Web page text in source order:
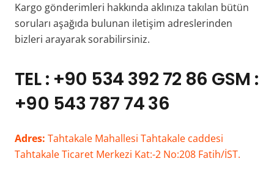
Kargo gönderimleri hakkında aklınıza takılan bütün
soruları aşağıda bulunan iletişim adreslerinden
bizleri arayarak sorabilirsiniz.
TEL : +90 534 392 72 86 GSM :
+90 543 787 74 36
Adres: Tahtakale Mahallesi Tahtakale caddesi
Tahtakale Ticaret Merkezi Kat:-2 No:208 Fatih/İST.